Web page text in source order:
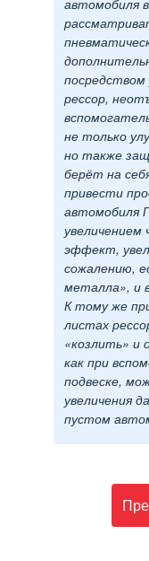
автомобиля
посредством
рессор,
не только
но также
берёт на
привести
автомобиля
увеличением
эффект,
сожалению,
металла», и
К тому же
листах
«козлить» и
как при
подвеске,
увеличения
пустом